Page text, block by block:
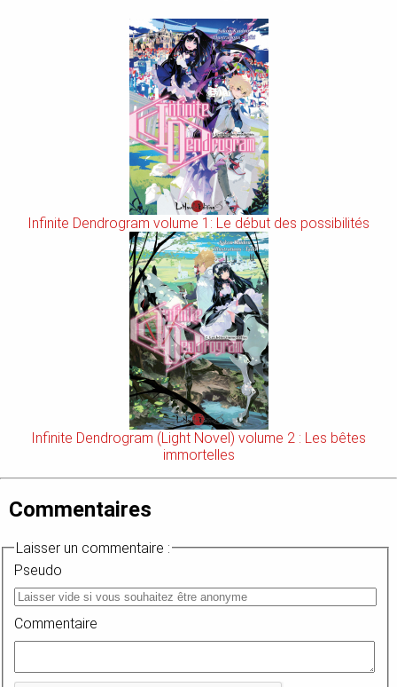
Infinite Dendrogram volume 1: Le début des possibilités
Infinite Dendrogram (Light Novel) volume 2 : Les bêtes
immortelles
Commentaires
Laisser un commentaire :
Pseudo
Commentaire